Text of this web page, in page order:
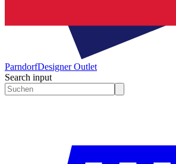
ParndorfDesigner Outlet
Search input